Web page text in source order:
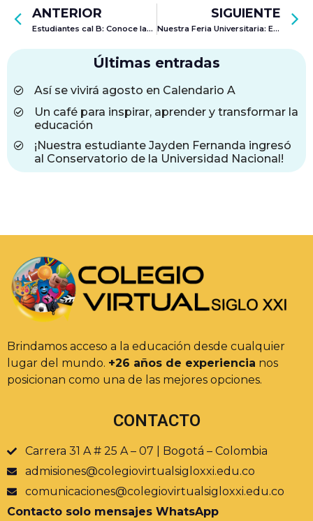
ANTERIOR
Estudiantes cal B: Conoce las actividades que tenemos para ti en el mes de septiembre
SIGUIENTE
Nuestra Feria Universitaria: Explorando futuros posibles
Últimas entradas
Así se vivirá agosto en Calendario A
Un café para inspirar, aprender y transformar la
educación
¡Nuestra estudiante Jayden Fernanda ingresó
al Conservatorio de la Universidad Nacional!
Brindamos acceso a la educación desde cualquier
lugar del mundo. +26 años de experiencia nos
posicionan como una de las mejores opciones.
CONTACTO
Carrera 31 A # 25 A – 07 | Bogotá – Colombia
admisiones@colegiovirtualsigloxxi.edu.co
comunicaciones@colegiovirtualsigloxxi.edu.co
Contacto solo mensajes WhatsApp